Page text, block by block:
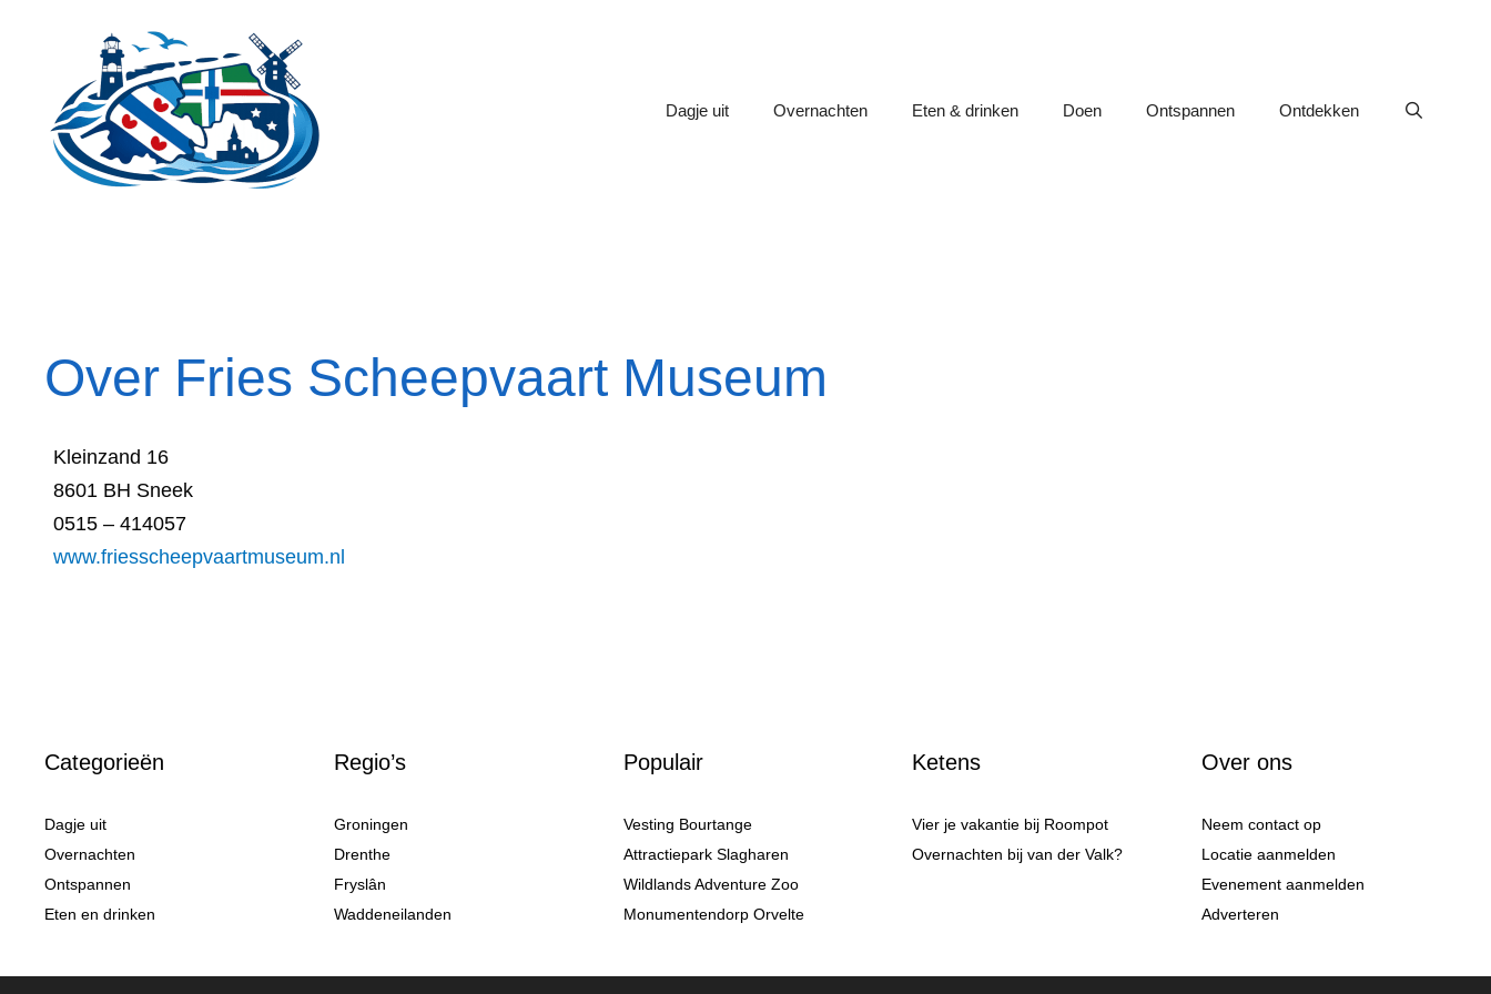
inhoud
Dagje uit Overnachten Eten & drinken Doen Ontspannen Ontdekken
Over Fries Scheepvaart Museum
Kleinzand 16
8601 BH Sneek
0515 – 414057
www.friesscheepvaartmuseum.nl
Categorieën
Dagje uit
Overnachten
Ontspannen
Eten en drinken
Regio’s
Groningen
Drenthe
Fryslân
Waddeneilanden
Populair
Vesting Bourtange
Attractiepark Slagharen
Wildlands Adventure Zoo
Monumentendorp Orvelte
Ketens
Vier je vakantie bij Roompot
Overnachten bij van der Valk?
Over ons
Neem contact op
Locatie aanmelden
Evenement aanmelden
Adverteren